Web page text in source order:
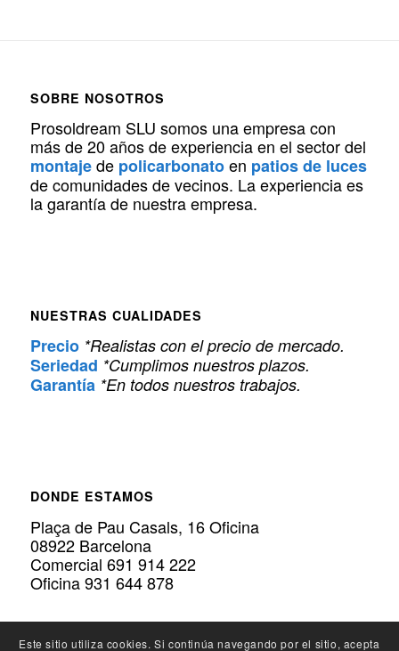
SOBRE NOSOTROS
Prosoldream SLU somos una empresa con
más de 20 años de experiencia en el sector del
montajede policarbonatoen patios de luces
de comunidades de vecinos. La experiencia es
la garantía de nuestra empresa.
NUESTRAS CUALIDADES
Precio *Realistas con el precio de mercado.
Seriedad *Cumplimos nuestros plazos.
Garantía *En todos nuestros trabajos.
DONDE ESTAMOS
Plaça de Pau Casals, 16 Oficina
08922 Barcelona
Comercial 691 914 222
Oficina 931 644 878
Este sitio utiliza cookies. Si continúa navegando por el sitio, acepta